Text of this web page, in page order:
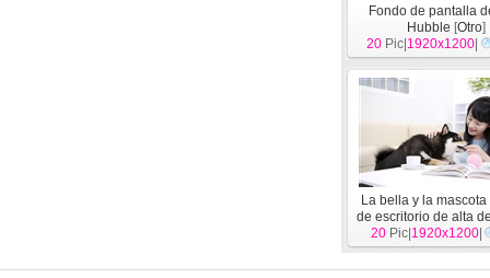
Fondo de pantalla
Hubble [Otro]
20 Pic| 1920x1200
La bella y la
de escritorio de alta
[Otro]
20 Pic| 1920x1200